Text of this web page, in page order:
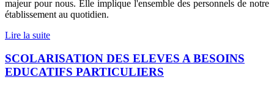
majeur pour nous. Elle implique l'ensemble des personnels de notre
établissement au quotidien.
Lire la suite
SCOLARISATION DES ELEVES A BESOINS
EDUCATIFS PARTICULIERS